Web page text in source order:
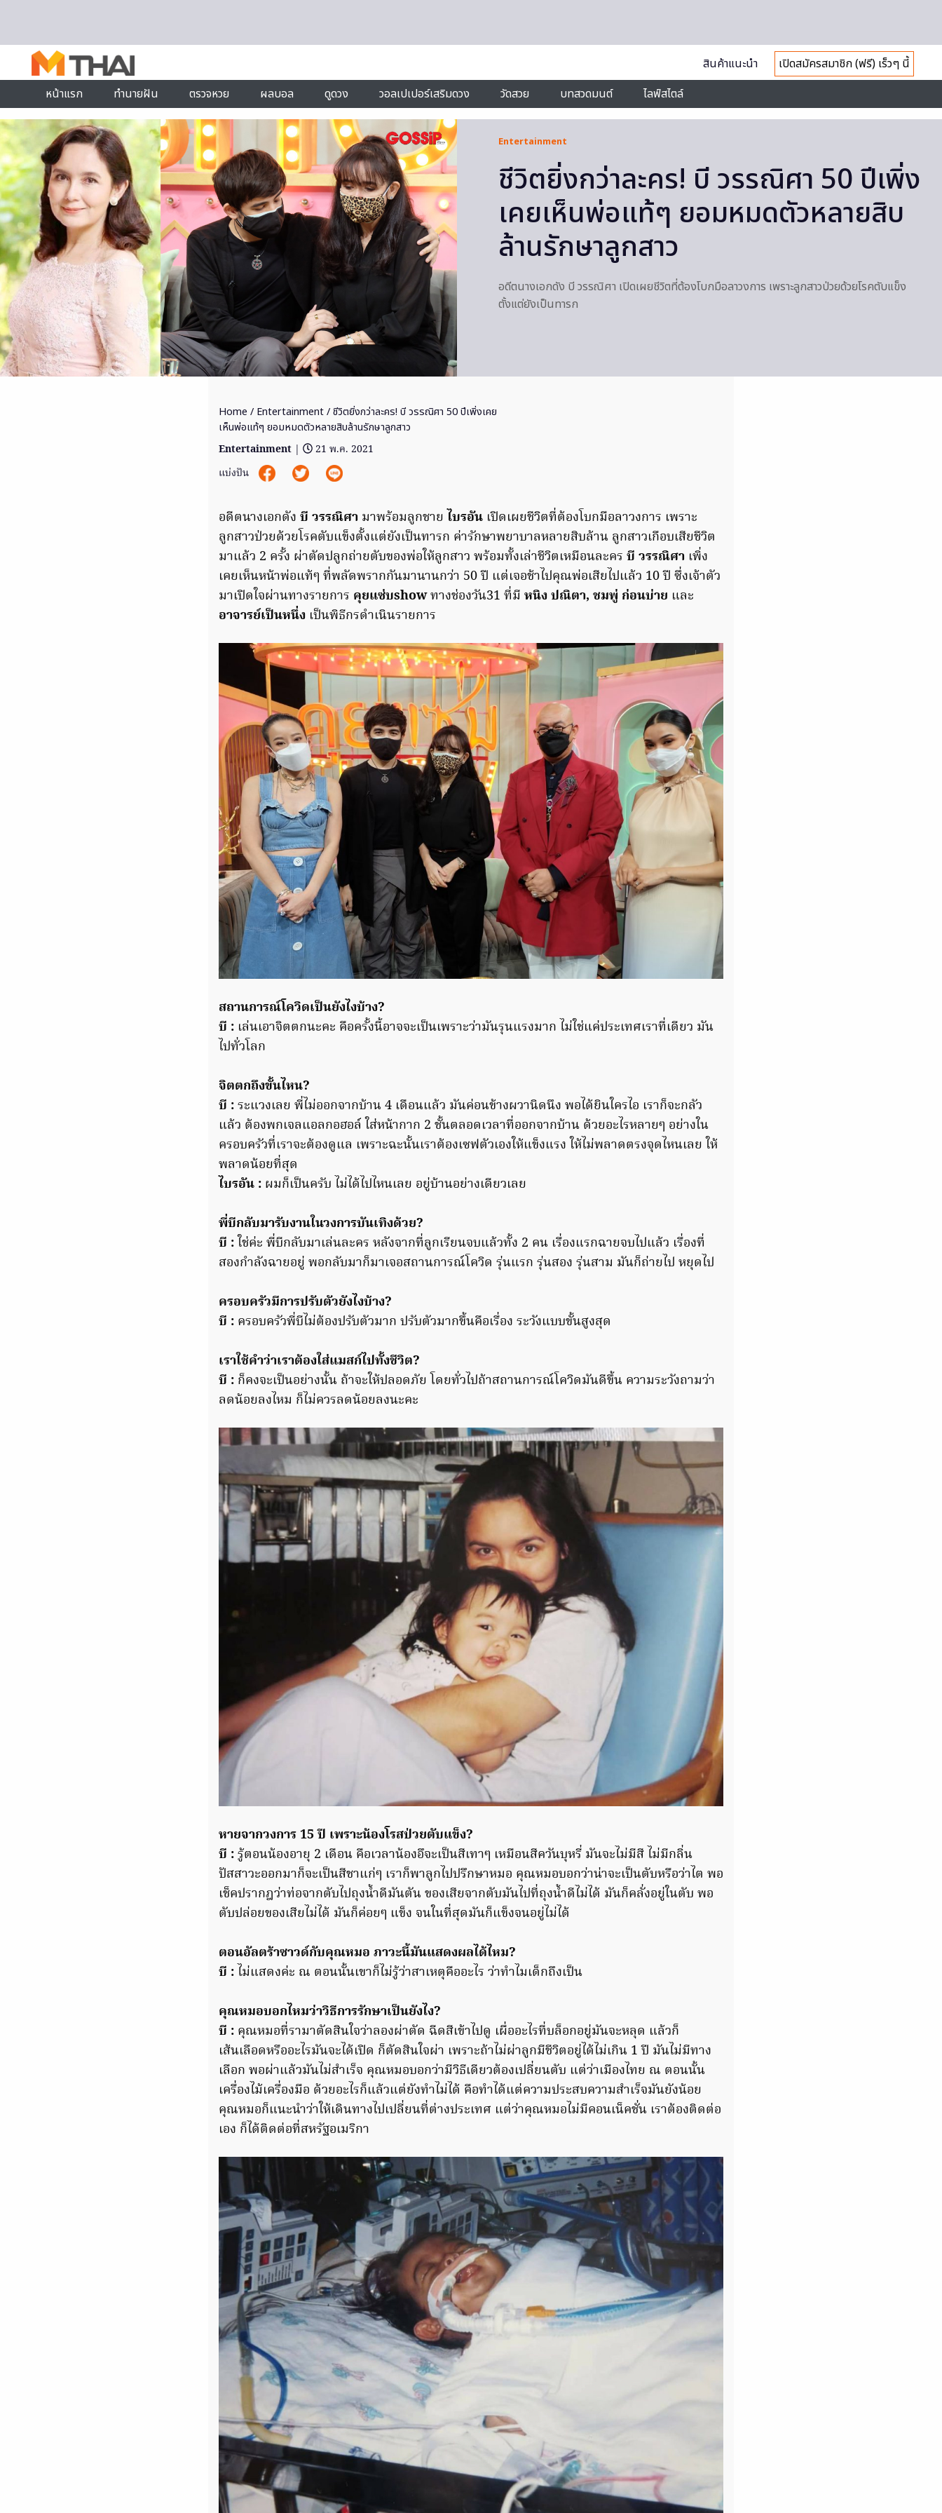
สินค้าแนะนำ
เปิดสมัครสมาชิก (ฟรี) เร็วๆ นี้
หน้าแรก
ทำนายฝัน ตรวจหวย ผลบอล ดูดวง วอลเปเปอร์เสริมดวง วัดสวย บทสวดมนต์ ไลฟ์สไตล์
Entertainment
ชีวิตยิ่งกว่าละคร! บี วรรณิศา 50 ปีเพิ่ง
เคยเห็นพ่อแท้ๆ ยอมหมดตัวหลายสิบ
ล้านรักษาลูกสาว
อดีตนางเอกดัง บี วรรณิศา เปิดเผยชีวิตที่ต้องโบกมือลาวงการ เพราะลูกสาวป่วยด้วยโรคตับแข็ง
ตั้งแต่ยังเป็นทารก
Home / Entertainment/ ชีวิตยิ่งกว่าละคร! บี วรรณิศา 50 ปีเพิ่งเคย
เห็นพ่อแท้ๆ ยอมหมดตัวหลายสิบล้านรักษาลูกสาว
Entertainment |
21 พ.ค. 2021
แบ่งปัน
อดีตนางเอกดัง บี วรรณิศา มาพร้อมลูกชาย ไบรอัน เปิดเผยชีวิตที่ต้องโบกมือลาวงการ เพราะ
ลูกสาวป่วยด้วยโรคตับแข็งตั้งแต่ยังเป็นทารก ค่ารักษาพยาบาลหลายสิบล้าน ลูกสาวเกือบเสียชีวิต
มาแล้ว 2 ครั้ง ผ่าตัดปลูกถ่ายตับของพ่อให้ลูกสาว พร้อมทั้งเล่าชีวิตเหมือนละคร บี วรรณิศา เพิ่ง
เคยเห็นหน้าพ่อแท้ๆ ที่พลัดพรากกันมานานกว่า 50 ปี แต่เจอช้าไปคุณพ่อเสียไปแล้ว 10 ปี ซึ่งเจ้าตัว
มาเปิดใจผ่านทางรายการ คุยแซ่บshowทางช่องวัน31 ที่มี หนิง ปณิตา, ชมพู่ ก่อนบ่าย และ
อาจารย์เป็นหนึ่ง เป็นพิธีกรดำเนินรายการ
สถานการณ์โควิดเป็นยังไงบ้าง?
บี : เล่นเอาจิตตกนะคะ คือครั้งนี้อาจจะเป็นเพราะว่ามันรุนแรงมาก ไม่ใช่แค่ประเทศเราที่เดียว มัน
ไปทั่วโลก
จิตตกถึงขั้นไหน?
บี :ระแวงเลย พี่ไม่ออกจากบ้าน 4 เดือนแล้ว มันค่อนข้างผวานิดนึง พอได้ยินใครไอ เราก็จะกลัว
แล้ว ต้องพกเจลแอลกอฮอล์ ใส่หน้ากาก 2 ชั้นตลอดเวลาที่ออกจากบ้าน ด้วยอะไรหลายๆ อย่างใน
ครอบครัวที่เราจะต้องดูแล เพราะฉะนั้นเราต้องเซฟตัวเองให้แข็งแรง ให้ไม่พลาดตรงจุดไหนเลย ให้
พลาดน้อยที่สุด
ไบรอัน : ผมก็เป็นครับ ไม่ได้ไปไหนเลย อยู่บ้านอย่างเดียวเลย
พี่บีกลับมารับงานในวงการบันเทิงด้วย?
บี :ใช่ค่ะ พี่บีกลับมาเล่นละคร หลังจากที่ลูกเรียนจบแล้วทั้ง 2 คน เรื่องแรกฉายจบไปแล้ว เรื่องที่
สองกำลังฉายอยู่ พอกลับมาก็มาเจอสถานการณ์โควิด รุ่นแรก รุ่นสอง รุ่นสาม มันก็ถ่ายไป หยุดไป
ครอบครัวมีการปรับตัวยังไงบ้าง?
บี : ครอบครัวพี่บีไม่ต้องปรับตัวมาก ปรับตัวมากขึ้นคือเรื่อง ระวังแบบขั้นสูงสุด
เราใช้คำว่าเราต้องใส่แมสก์ไปทั้งชีวิต?
บี : ก็คงจะเป็นอย่างนั้น ถ้าจะให้ปลอดภัย โดยทั่วไปถ้าสถานการณ์โควิดมันดีขึ้น ความระวังถามว่า
ลดน้อยลงไหม ก็ไม่ควรลดน้อยลงนะคะ
หายจากวงการ 15 ปี เพราะน้องโรสป่วยตับแข็ง?
บี :รู้ตอนน้องอายุ 2 เดือน คือเวลาน้องอึจะเป็นสีเทาๆ เหมือนสีควันบุหรี่ มันจะไม่มีสี ไม่มีกลิ่น
ปัสสาวะออกมาก็จะเป็นสีชาแก่ๆ เราก็พาลูกไปปรึกษาหมอ คุณหมอบอกว่าน่าจะเป็นตับหรือว่าไต พอ
เช็คปรากฎว่าท่อจากตับไปถุงน้ำดีมันตัน ของเสียจากตับมันไปที่ถุงน้ำดีไม่ได้ มันก็คลั่งอยู่ในตับ พอ
ตับปล่อยของเสียไม่ได้ มันก็ค่อยๆ แข็ง จนในที่สุดมันก็แข็งจนอยู่ไม่ได้
ตอนอัลตร้าซาวด์กับคุณหมอ ภาวะนี้มันแสดงผลได้ไหม?
บี : ไม่แสดงค่ะ ณ ตอนนั้นเขาก็ไม่รู้ว่าสาเหตุคืออะไร ว่าทำไมเด็กถึงเป็น
คุณหมอบอกไหมว่าวิธีการรักษาเป็นยังไง?
บี : คุณหมอที่รามาตัดสินใจว่าลองผ่าตัด ฉีดสีเข้าไปดู เผื่ออะไรที่บล็อกอยู่มันจะหลุด แล้วก็
เส้นเลือดหรืออะไรมันจะได้เปิด ก็ตัดสินใจผ่า เพราะถ้าไม่ผ่าลูกมีชีวิตอยู่ได้ไม่เกิน 1 ปี มันไม่มีทาง
เลือก พอผ่าแล้วมันไม่สำเร็จ คุณหมอบอกว่ามีวิธีเดียวต้องเปลี่ยนตับ แต่ว่าเมืองไทย ณ ตอนนั้น
เครื่องไม้เครื่องมือ ด้วยอะไรก็แล้วแต่ยังทำไม่ได้ คือทำได้แต่ความประสบความสำเร็จมันยังน้อย
คุณหมอก็แนะนำว่าให้เดินทางไปเปลี่ยนที่ต่างประเทศ แต่ว่าคุณหมอไม่มีคอนเน็คชั่น เราต้องติดต่อ
เอง ก็ได้ติดต่อที่สหรัฐอเมริกา